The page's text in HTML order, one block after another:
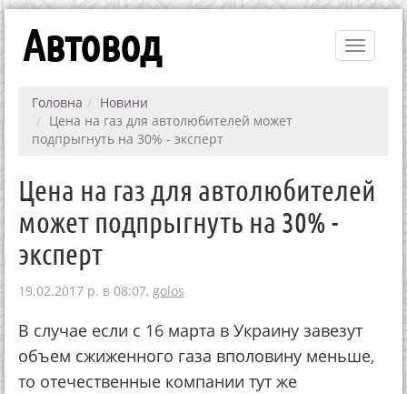
Toggle
Автовод
Головна
Новини
Цена на газ для автолюбителей может
подпрыгнуть на 30% - эксперт
Цена на газ для автолюбителей
может подпрыгнуть на 30% -
эксперт
19.02.2017 р. в 08:07, golos
В случае если с 16 марта в Украину завезут
объем сжиженного газа вполовину меньше,
то отечественные компании тут же